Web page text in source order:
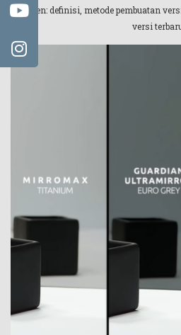
segmen: definisi, metode pembuatan
versi